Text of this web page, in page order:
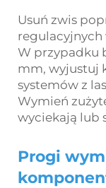
Usuń zwis
regulacyjnych
W przypadku
mm, wyjustuj
systemów z
Wymień
wyciekają lub
Progi